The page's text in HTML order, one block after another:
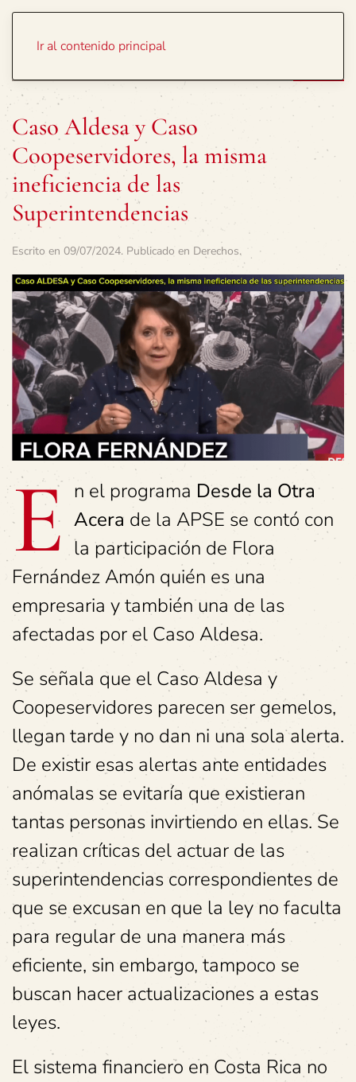
Ir al contenido principal
Caso Aldesa y Caso
Coopeservidores, la misma
ineficiencia de las
Superintendencias
Escrito en 09/07/2024. Publicado en Derechos.
E n el programa Desde la Otra
Acera de la APSE se contó con
la participación de Flora
Fernández Amón quién es una
empresaria y también una de las
afectadas por el Caso Aldesa.
Se señala que el Caso Aldesa y
Coopeservidores parecen ser gemelos,
llegan tarde y no dan ni una sola alerta.
De existir esas alertas ante entidades
anómalas se evitaría que existieran
tantas personas invirtiendo en ellas. Se
realizan críticas del actuar de las
superintendencias correspondientes de
que se excusan en que la ley no faculta
para regular de una manera más
eficiente, sin embargo, tampoco se
buscan hacer actualizaciones a estas
leyes.
El sistema financiero en Costa Rica no